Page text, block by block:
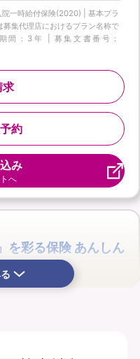
一時給付保険(2020) | 基本プラ
集代理店におけるプラン名称で
間：3年 | 募集文書番号：
約
求
み
へ
を彩る保険 あんしん